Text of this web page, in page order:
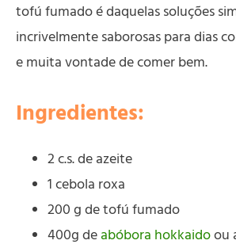
tofú fumado é daquelas soluções
incrivelmente saborosas para dias
e muita vontade de comer bem.
Ingredientes:
2 c.s. de azeite
1 cebola roxa
200 g de tofú fumado
400g deabóbora hokkaidoou